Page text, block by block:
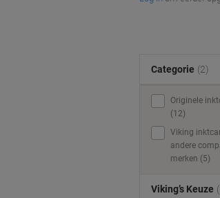
Categorie (2)
Originele
(12)
Viking
andere
merken (5)
Viking’s Keuze